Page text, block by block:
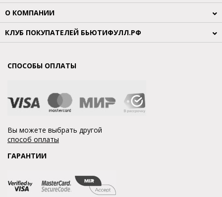
О КОМПАНИИ
КЛУБ ПОКУПАТЕЛЕЙ БЬЮТИФУЛЛ.РФ
СПОСОБЫ ОПЛАТЫ
Вы можете выбрать другой
способ оплаты
ГАРАНТИИ